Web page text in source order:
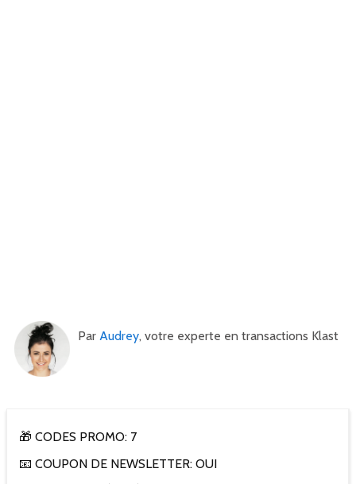
Par Audrey, votre experte en transactions Klast
🎁 CODES PROMO: 7
📧 COUPON DE NEWSLETTER: OUI